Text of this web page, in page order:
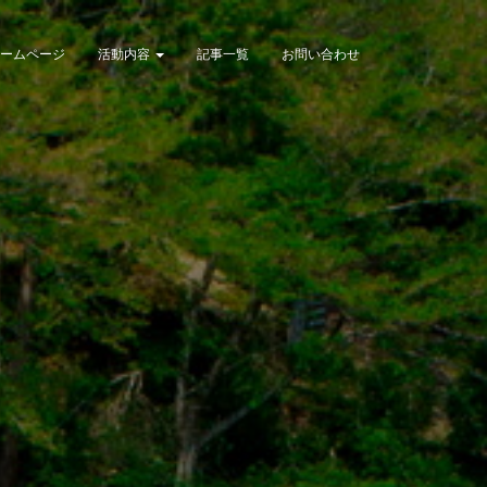
ムページ 活動内容 記事一覧 お問い合わせ